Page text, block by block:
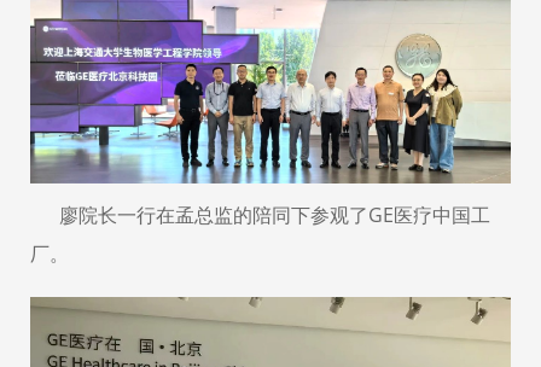
廖院长一行在孟总监的陪同下参观了GE医疗中国工
厂。